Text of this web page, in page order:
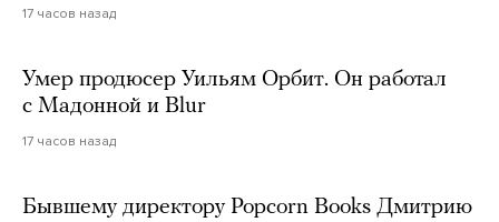
17 часов назад
Умер продюсер Уильям Орбит. Он работал
с Мадонной и Blur
17 часов назад
Бывшему директору Popcorn Books Дмитрию